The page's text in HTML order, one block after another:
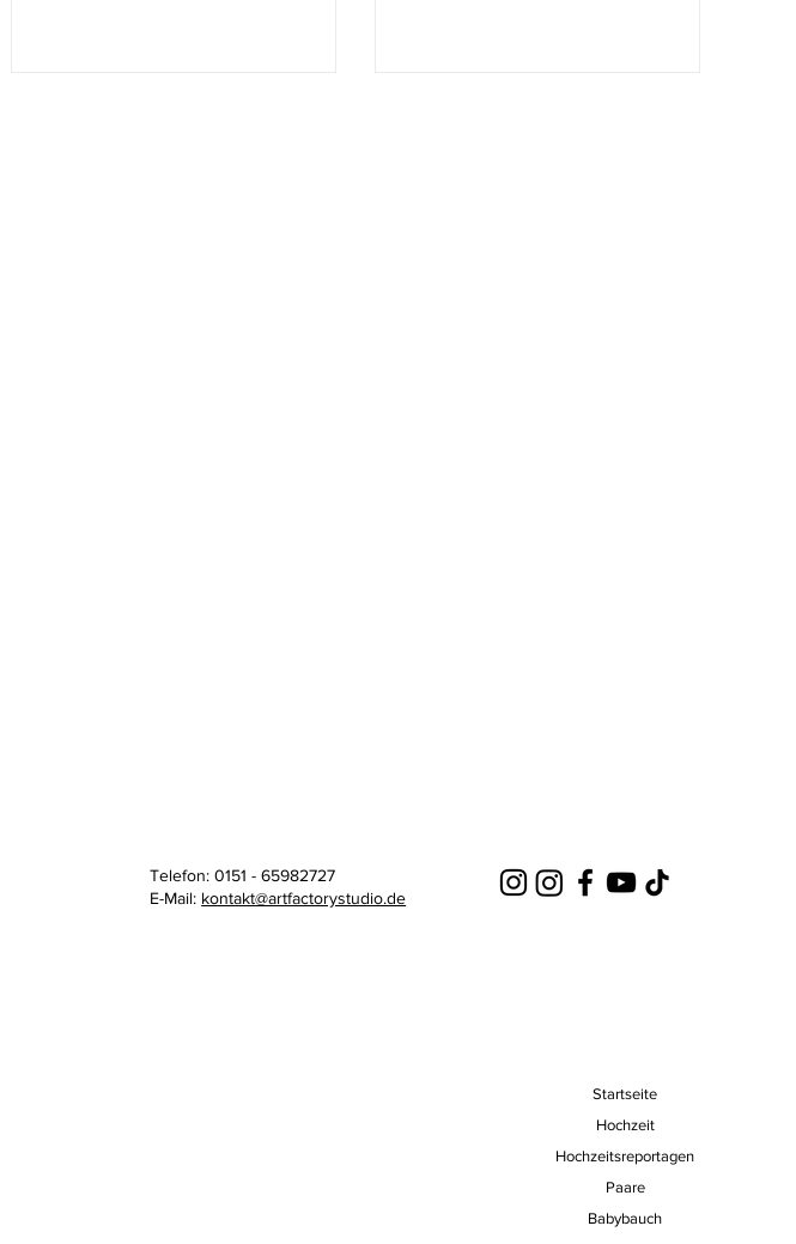
Telefon: 0151 - 65982727
E-Mail: kontakt@artfactorystudio.de
Startseite
Hochzeit
Hochzeitsreportagen
Paare
Babybauch